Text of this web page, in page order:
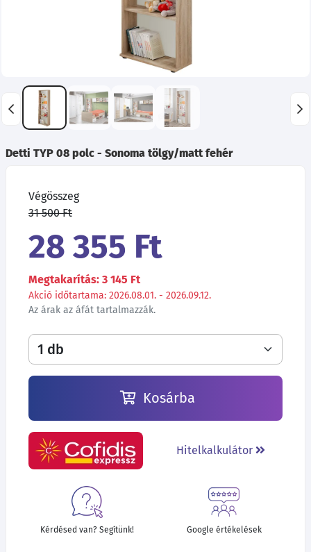
Detti TYP 08 polc - Sonoma tölgy/matt fehér
Végösszeg
31 500 Ft
28 355 Ft
Megtakarítás: 3 145 Ft
Akció időtartama: 2026.08.01. - 2026.09.12.
Az árak az áfát tartalmazzák.
Kosárba
Hitelkalkulátor
Kérdésed van? Segítünk! Google értékelések